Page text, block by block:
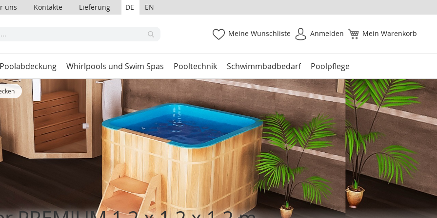
uns Kontakte Lieferung DE EN
Mein Warenkorb
Meine Wunschliste Anmelden
Whirlpools und Swim Spas Pooltechnik Schwimmbadbedarf Poolpflege